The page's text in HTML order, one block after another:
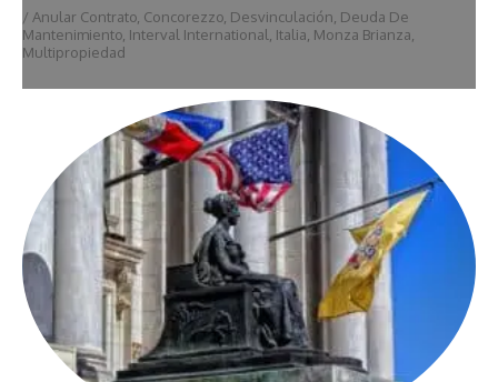
/ Anular Contrato, Concorezzo, Desvinculación, Deuda De
Mantenimiento, Interval International, Italia, Monza Brianza,
Multipropiedad